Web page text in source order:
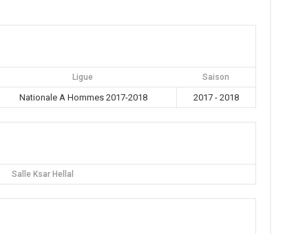
Ligue Saison
Nationale A Hommes 2017-2018 2017 - 2018
Salle Ksar Hellal